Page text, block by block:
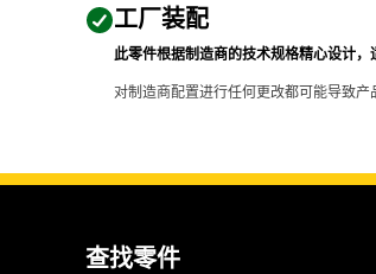
工厂装配
此零件根据制造商的技术规格精心设计，
对制造商配置进行任何更改都可能导致
查找零件